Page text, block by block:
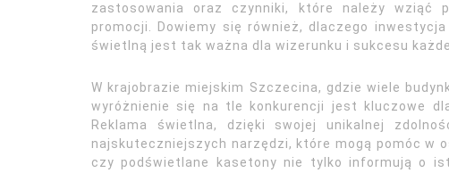
zastosowania oraz czynniki, które należy wziąć
promocji. Dowiemy się również, dlaczego
świetlną jest tak ważna dla wizerunku i sukcesu
W krajobrazie miejskim Szczecina, gdzie wiele
wyróżnienie się na tle konkurencji jest kluczowe
Reklama świetlna, dzięki swojej unikalnej
najskuteczniejszych narzędzi, które mogą pomóc w
czy podświetlane kasetony nie tylko informują o